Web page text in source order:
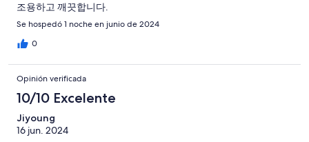
조용하고 깨끗합니다.
Se hospedó 1 noche en junio de 2024
0
Opinión verificada
10/10 Excelente
Jiyoung
16 jun. 2024